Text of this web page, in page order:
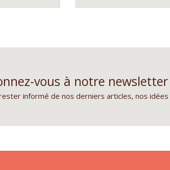
vous à notre newsletter
informé de nos derniers articles, nos